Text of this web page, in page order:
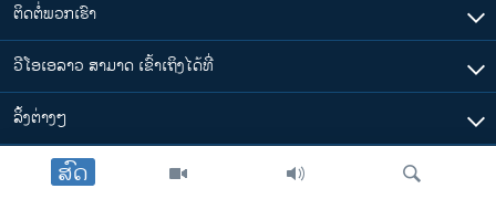
ສົດ
ຕິດຕໍ່ພວກເຮົາ
ວີໂອເອລາວ ສາມາດ ເຂົ້າເຖິງໄດ້ທີ່
​ລິ້ງ​ຕ່າງໆ
ຕາມເວລາໃນລາວ